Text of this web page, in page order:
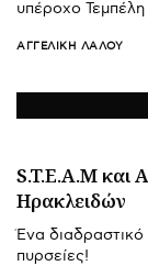
υπέροχο
ΑΓΓΕΛΙΚΉ ΛΆΛΟΥ
S.T.E.A.M και
Ηρακλειδών
Ένα διαδραστικό
πυρσείες!